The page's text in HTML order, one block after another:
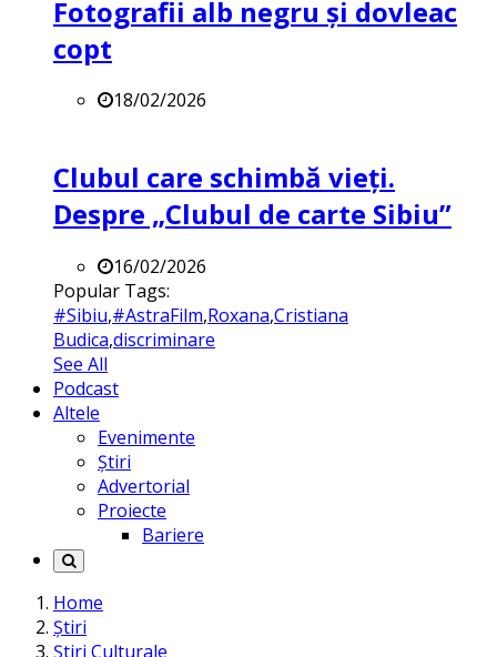
Fotografii alb negru și dovleac
copt
18/02/2026
Clubul care schimbă vieți.
Despre „Clubul de carte Sibiu”
16/02/2026
Popular Tags:
#Sibiu,#AstraFilm,Roxana,Cristiana
Budica,discriminare
See All
Podcast
Altele
Evenimente
Știri
Advertorial
Proiecte
Bariere
Home
Știri
Știri Culturale